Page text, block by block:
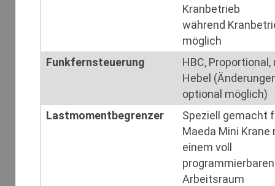
Kranbetrieb
während
möglich
Funkfernsteuerung
HBC, Proportional,
Hebel
optional möglich)
Lastmomentbegrenzer
Speziell gemacht
Maeda Mini Krane
einem voll
programmierbaren
Arbeitsraum